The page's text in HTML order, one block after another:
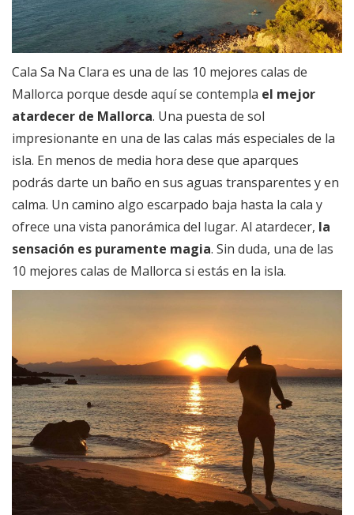
Cala Sa Na Clara es una de las 10 mejores calas de
Mallorca porque desde aquí se contempla el mejor
atardecer de Mallorca. Una puesta de sol
impresionante en una de las calas más especiales de la
isla. En menos de media hora dese que aparques
podrás darte un baño en sus aguas transparentes y en
calma. Un camino algo escarpado baja hasta la cala y
ofrece una vista panorámica del lugar. Al atardecer, la
sensación es puramente magia. Sin duda, una de las
10 mejores calas de Mallorca si estás en la isla.